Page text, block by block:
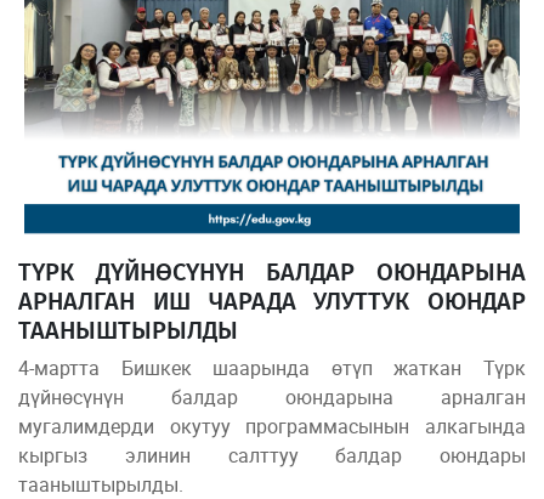
ТҮРК ДҮЙНӨСҮНҮН БАЛДАР ОЮНДАРЫНА
АРНАЛГАН ИШ ЧАРАДА УЛУТТУК ОЮНДАР
ТААНЫШТЫРЫЛДЫ
4-мартта Бишкек шаарында өтүп жаткан Түрк
дүйнөсүнүн балдар оюндарына арналган
мугалимдерди окутуу программасынын алкагында
кыргыз элинин салттуу балдар оюндары
тааныштырылды.